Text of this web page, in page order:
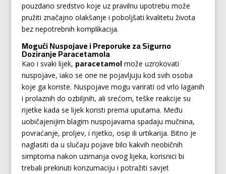
pouzdano sredstvo koje uz pravilnu upotrebu može
pružiti značajno olakšanje i poboljšati kvalitetu života
bez nepotrebnih komplikacija.
Mogući Nuspojave i Preporuke za Sigurno
Doziranje Paracetamola
Kao i svaki lijek, paracetamolmože uzrokovati
nuspojave, iako se one ne pojavljuju kod svih osoba
koje ga koriste. Nuspojave mogu varirati od vrlo laganih
i prolaznih do ozbiljnih, ali srećom, teške reakcije su
rijetke kada se lijek koristi prema uputama. Među
uobičajenijim blagim nuspojavama spadaju mučnina,
povraćanje, proljev, i rijetko, osip ili urtikarija. Bitno je
naglasiti da u slučaju pojave bilo kakvih neobičnih
simptoma nakon uzimanja ovog lijeka, korisnici bi
trebali prekinuti konzumaciju i potražiti savjet